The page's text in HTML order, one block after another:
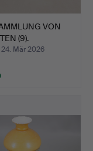
VON
(9).
Mär 2026